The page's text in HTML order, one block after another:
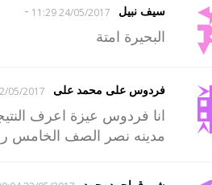
سيف نبيل 24/05/2017 11:29
-
البحيرة امتة
فردوس على محمد على 05/2017 23:56
انا فردوس عيزة اعرف
مدينه نصر الصف الخامس